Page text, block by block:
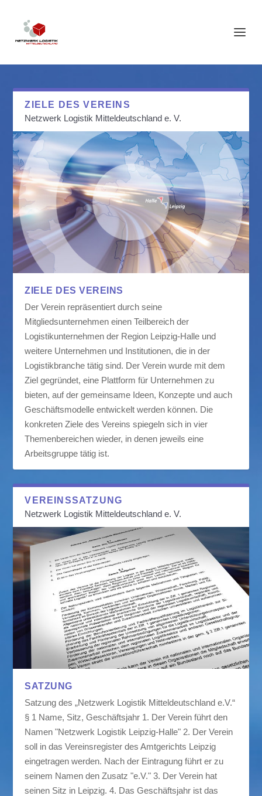
ZIELE DES VEREINS
Netzwerk Logistik Mitteldeutschland e. V.
ZIELE DES VEREINS
Der Verein repräsentiert durch seine
Mitgliedsunternehmen einen Teilbereich der
Logistikunternehmen der Region Leipzig-Halle und
weitere Unternehmen und Institutionen, die in der
Logistikbranche tätig sind. Der Verein wurde mit dem
Ziel gegründet, eine Plattform für Unternehmen zu
bieten, auf der gemeinsame Ideen, Konzepte und auch
Geschäftsmodelle entwickelt werden können. Die
konkreten Ziele des Vereins spiegeln sich in vier
Themenbereichen wieder, in denen jeweils eine
Arbeitsgruppe tätig ist.
VEREINSSATZUNG
Netzwerk Logistik Mitteldeutschland e. V.
SATZUNG
Satzung des „Netzwerk Logistik Mitteldeutschland e.V.“
§ 1 Name, Sitz, Geschäftsjahr 1. Der Verein führt den
Namen "Netzwerk Logistik Leipzig-Halle" 2. Der Verein
soll in das Vereinsregister des Amtgerichts Leipzig
eingetragen werden. Nach der Eintragung führt er zu
seinem Namen den Zusatz "e.V." 3. Der Verein hat
seinen Sitz in Leipzig. 4. Das Geschäftsjahr ist das